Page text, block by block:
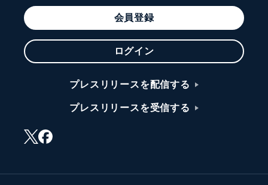
会員登録
ログイン
プレスリリースを配信する
プレスリリースを受信する